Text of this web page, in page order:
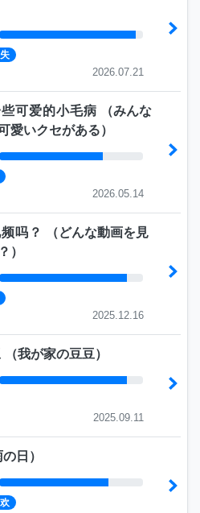
2026.07.21
可爱的小毛病 （みんな
愛いクセがある）
2026.05.14
吗？ （どんな動画を見
）
2025.12.16
（我が家の豆豆）
2025.09.11
日 ）